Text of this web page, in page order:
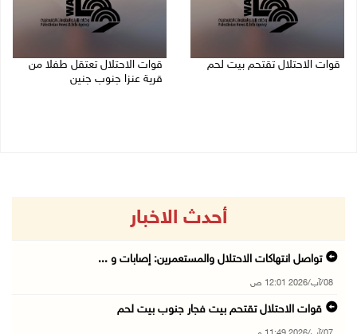
قوات الاحتلال تقتحم بيت لحم
قوات الاحتلال تعتقل طفلا من
قرية عنزا جنوب جنين
أحدث الاخبار
تواصل انتهاكات الاحتلال والمستعمرين: إصابات و ...
08/آب/2026 12:01 ص
قوات الاحتلال تقتحم بيت فجار جنوب بيت لحم